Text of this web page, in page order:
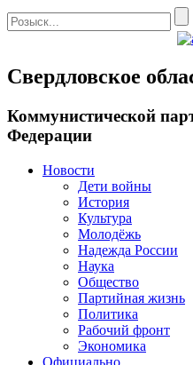
Свердловское
Коммунистической
Федерации
Новости
Дети войны
История
Культура
Молодёжь
Надежда России
Наука
Общество
Партийная жизнь
Политика
Рабочий фронт
Экономика
Официально